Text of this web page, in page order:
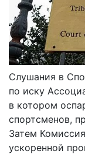
Слушания в
по иску
в котором
спортсменов,
Затем
ускоренной